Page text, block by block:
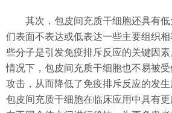
其次，包皮间充质干细胞还具有
们表面不表达或低表达一些主要组织
些分子是引发免疫排斥反应的关键因
情况下，包皮间充质干细胞也不易被
攻击，从而降低了免疫排斥反应的发
包皮间充质干细胞在临床应用中具有